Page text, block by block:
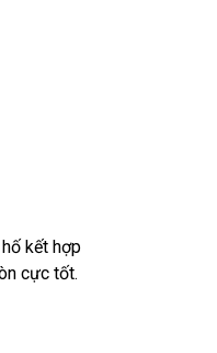
kết hợp
cực tốt.